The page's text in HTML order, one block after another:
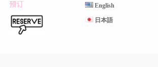
预订 English
日本語